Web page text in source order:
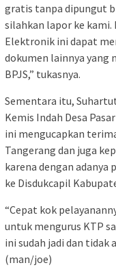
gratis tanpa dipungut
silahkan lapor ke kami.
Elektronik ini dapat
dokumen lainnya yang
BPJS,” tukasnya.
Sementara itu,
Kemis Indah Desa
ini mengucapkan
Tangerang dan juga
karena dengan adanya
ke Disdukcapil
“Cepat kok
untuk mengurus KTP
ini sudah jadi dan tidak
(man/joe)